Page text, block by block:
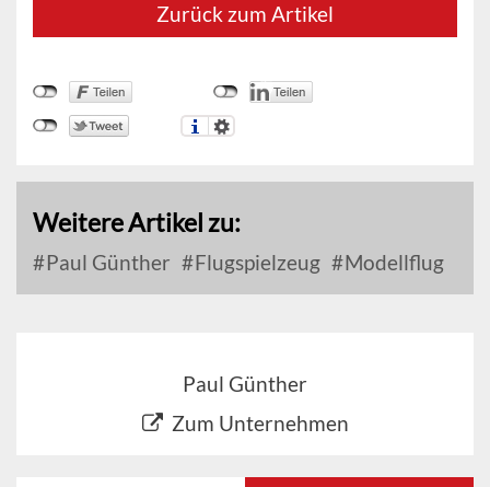
Zurück zum Artikel
Weitere Artikel zu:
Paul Günther Flugspielzeug Modellflug
Paul Günther
Zum Unternehmen